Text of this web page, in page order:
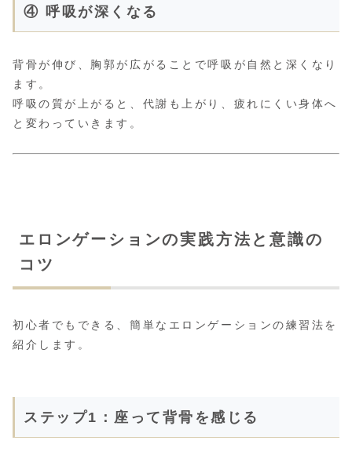
④ 呼吸が深くなる
背骨が伸び、胸郭が広がることで呼吸が自然と深くなり
ます。
呼吸の質が上がると、代謝も上がり、疲れにくい身体へ
と変わっていきます。
エロンゲーションの実践方法と意識の
コツ
初心者でもできる、簡単なエロンゲーションの練習法を
紹介します。
ステップ1：座って背骨を感じる